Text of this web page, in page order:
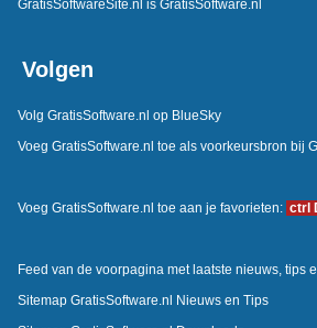
GratisSoftwareSite.nl is GratisSoftware.nl
Volgen
Volg GratisSoftware.nl op BlueSky
Voeg GratisSoftware.nl toe als voorkeursbron bij
Voeg GratisSoftware.nl toe aan je favorieten: ctrl
Feed van de voorpagina met laatste nieuws, tips
Sitemap GratisSoftware.nl Nieuws en Tips